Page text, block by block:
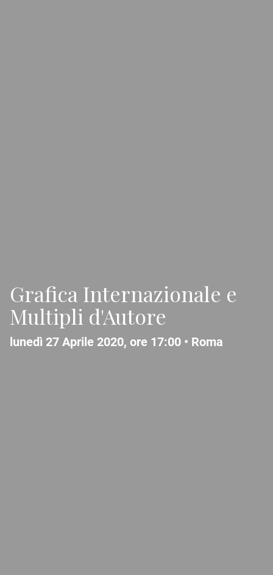
Grafica Internazionale e
Multipli d'Autore
lunedì 27 Aprile 2020, ore 17:00 • Roma